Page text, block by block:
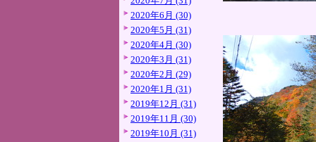
2020年6月 (30)
2020年5月 (31)
2020年4月 (30)
2020年3月 (31)
2020年2月 (29)
2020年1月 (31)
2019年12月 (31)
2019年11月 (30)
2019年10月 (31)